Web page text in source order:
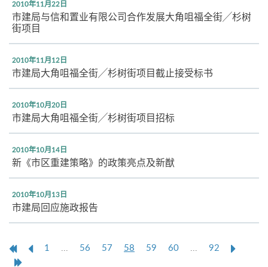
2010年11月22日
市建局与信和置业有限公司合作发展大角咀福全街╱杉树
街项目
2010年11月12日
市建局大角咀福全街╱杉树街项目截止接受标书
2010年10月20日
市建局大角咀福全街╱杉树街项目招标
2010年10月14日
新《市区重建策略》的政策亮点及新猷
2010年10月13日
市建局回应施政报告
第
一
上
1 ... 56 57 58 59 60 ... 92
Next
Last